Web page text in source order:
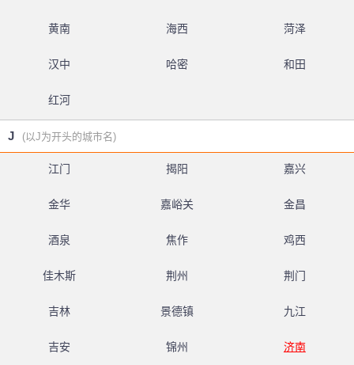
黄南 海西 菏泽
汉中 哈密 和田
红河
J (以J为开头的城市名)
江门 揭阳 嘉兴
金华 嘉峪关 金昌
酒泉 焦作 鸡西
佳木斯 荆州 荆门
吉林 景德镇 九江
吉安 锦州 济南